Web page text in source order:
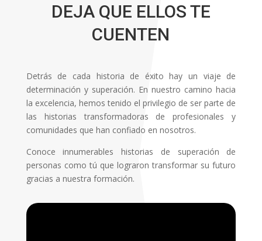
DEJA QUE ELLOS TE
CUENTEN
Detrás de cada historia de éxito hay un viaje de
determinación y superación. En nuestro camino hacia
la excelencia, hemos tenido el privilegio de ser parte de
las historias transformadoras de profesionales y
comunidades que han confiado en nosotros.
Conoce innumerables historias de superación de
personas como tú que lograron transformar su futuro
gracias a nuestra formación.